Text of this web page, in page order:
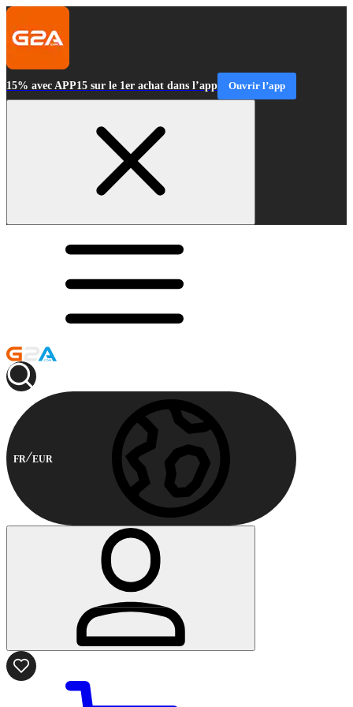
15% avec APP15 sur le 1er achat dans l’app Ouvrir l’app
FR EUR